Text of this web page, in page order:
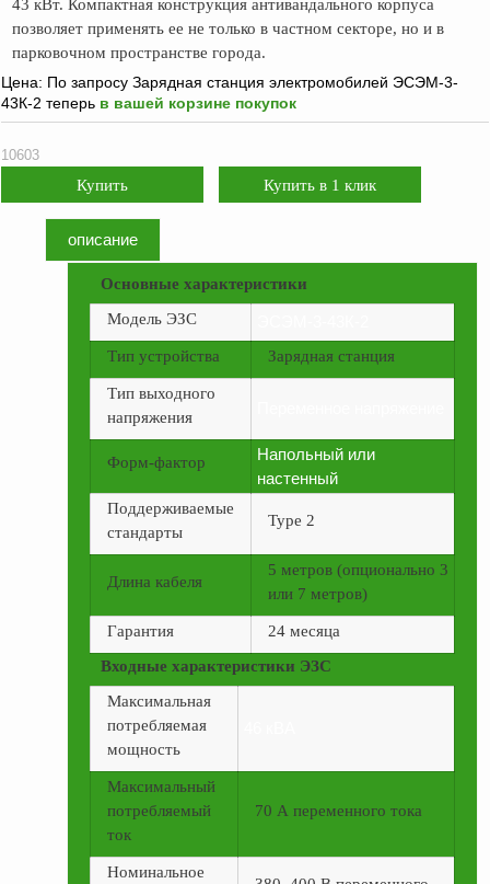
Устройства громкой
связи и оповещения
Краны раздаточные,
з/ч и
комплектующие
Резервуарное
оборудование
Насосы и насосные
Устройства слива и
Счетчики и фильтры
Метрологическое
оборудование
Рукава, шланги и
техпластина МБС
Устройства
заземления
автоцистерн и
комплектующие
Продукция НПП
Газоаналитическое
оборудование
Эксплуатационное
оборудование
43 кВт. Компактная конструкция антивандального корпуса
позволяет применять ее не только в частном секторе, но и в
парковочном пространстве города.
Цена: По запросу Зарядная станция электромобилей ЭСЭМ-3-
43К-2 теперь в вашей корзине покупок
10603
описание
Основные характеристики
Модель ЭЗС
Тип устройства Зарядная станция
Тип выходного
напряжения
Форм-фактор
Напольный или
настенный
Поддерживаемые
стандарты
Type 2
Длина кабеля
5 метров (опционально 3
или 7 метров)
Гарантия
24 месяца
Входные характеристики ЭЗС
Максимальная
потребляемая
мощность
Максимальный
потребляемый
ток
70 А переменного тока
Номинальное